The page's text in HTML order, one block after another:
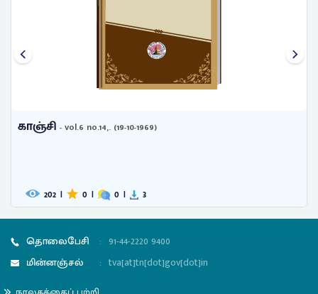
காஞ்சி - vol.6 no.14,. (19-10-1969)
202 | 0 | 0 | 3
தொலைபேசி : 91-44-2220 9400
மின்னஞ்சல்
: tva[at]tn[dot]gov[dot]in